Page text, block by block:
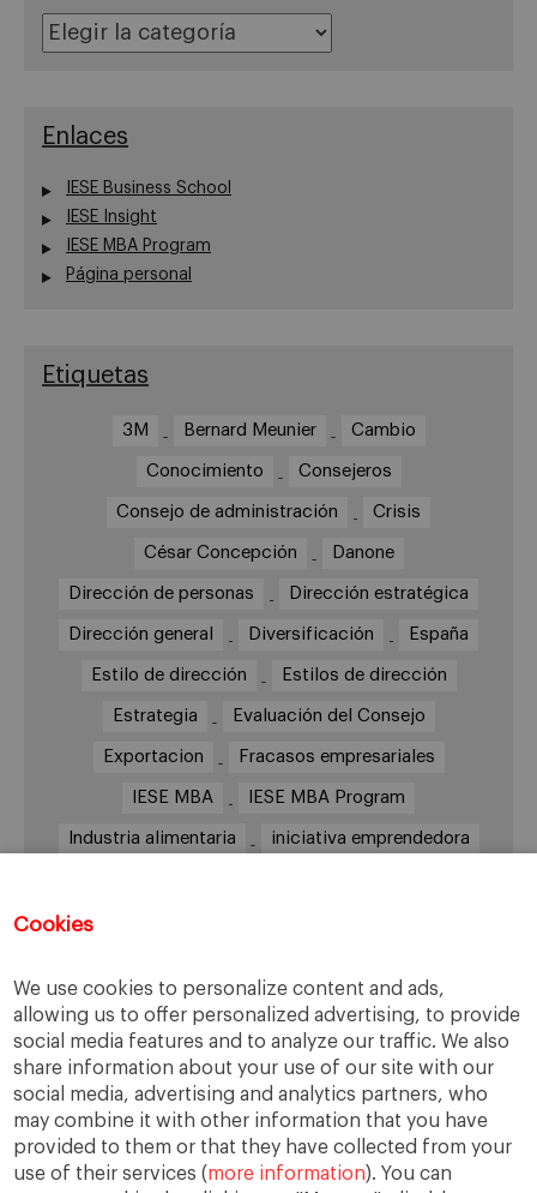
Cookies
We use cookies to personalize content and ads,
allowing us to offer personalized advertising, to provide
social media features and to analyze our traffic. We also
share information about your use of our site with our
social media, advertising and analytics partners, who
may combine it with other information that you have
provided to them or that they have collected from your
use of their services (more information). You can
Enlaces
IESE Business School
IESE Insight
IESE MBA Program
Página personal
Etiquetas
3M Bernard Meunier Cambio
Conocimiento Consejeros
Consejo de administración Crisis
César Concepción Danone
Dirección de personas Dirección estratégica
Dirección general Diversificación España
Estilo de dirección Estilos de dirección
Estrategia Evaluación del Consejo
Exportacion Fracasos empresariales
IESE MBA IESE MBA Program
Industria alimentaria iniciativa emprendedora
México Nestlé Novartis Presupuesto
Retos Sector de la Alimentación y las bebidas
Setor Alimentario Telento
Transformación Vademécum alimentario